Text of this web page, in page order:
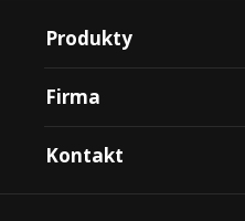
Produkty
Firma
Kontakt